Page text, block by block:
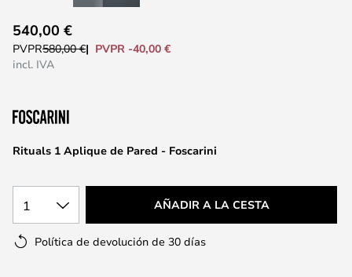
comienzo
galería
imágenes
Rituals 1 Aplique de Pared - Foscarini
540,00 €
PVPR580,00 €
PVPR -40,00 €
incl. IVA
1 AÑADIR A LA CESTA
Política de devolución de 30 días